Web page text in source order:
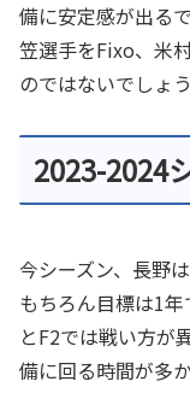
備に安定感が出る
笠選手をFixo、米
のではないでしょう
2023-2024
今シーズン、長野
もちろん目標は1
とF2では戦い方が
備に回る時間が多